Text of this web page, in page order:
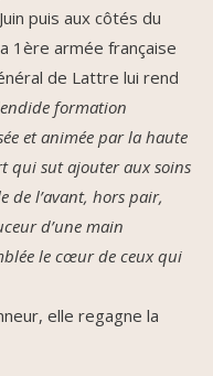
puis aux côtés du
1ère armée française
de Lattre lui rend
formation
et animée par la haute
qui sut ajouter aux soins
de l’avant, hors pair,
d’une main
le cœur de ceux qui
elle regagne la